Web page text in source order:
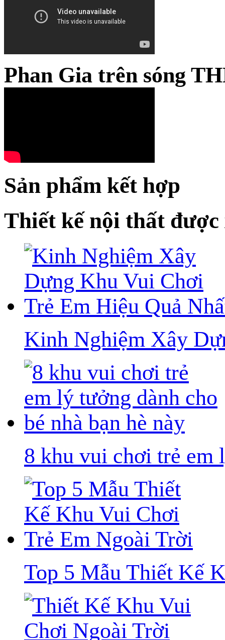
Phan Gia trên sóng
Sản phẩm kết hợp
Thiết kế nội thất được
Kinh Nghiệm Xây
8 khu vui chơi trẻ em
Top 5 Mẫu Thiết Kế